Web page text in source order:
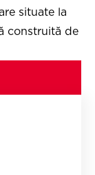
situate la
construită de